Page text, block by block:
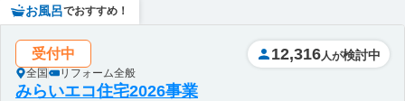
お風呂でおすすめ！
受付中
全国 リフォーム全般
12,316 人が検討中
みらいエコ住宅2026事業